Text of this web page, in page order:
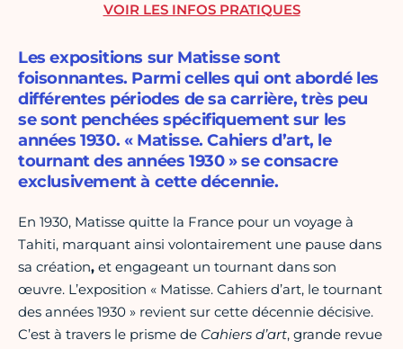
Les expositions sur Matisse sont
foisonnantes. Parmi celles qui ont abordé les
différentes périodes de sa carrière, très peu
se sont penchées spécifiquement sur les
années 1930. « Matisse. Cahiers d’art, le
tournant des années 1930 » se consacre
exclusivement à cette décennie.
En 1930, Matisse quitte la France pour un voyage à
Tahiti, marquant ainsi volontairement une pause dans
sa création, et engageant un tournant dans son
œuvre. L’exposition « Matisse. Cahiers d’art, le tournant
des années 1930 » revient sur cette décennie décisive.
C’est à travers le prisme de Cahiers d’art, grande revue
VOIR LES INFOS PRATIQUES